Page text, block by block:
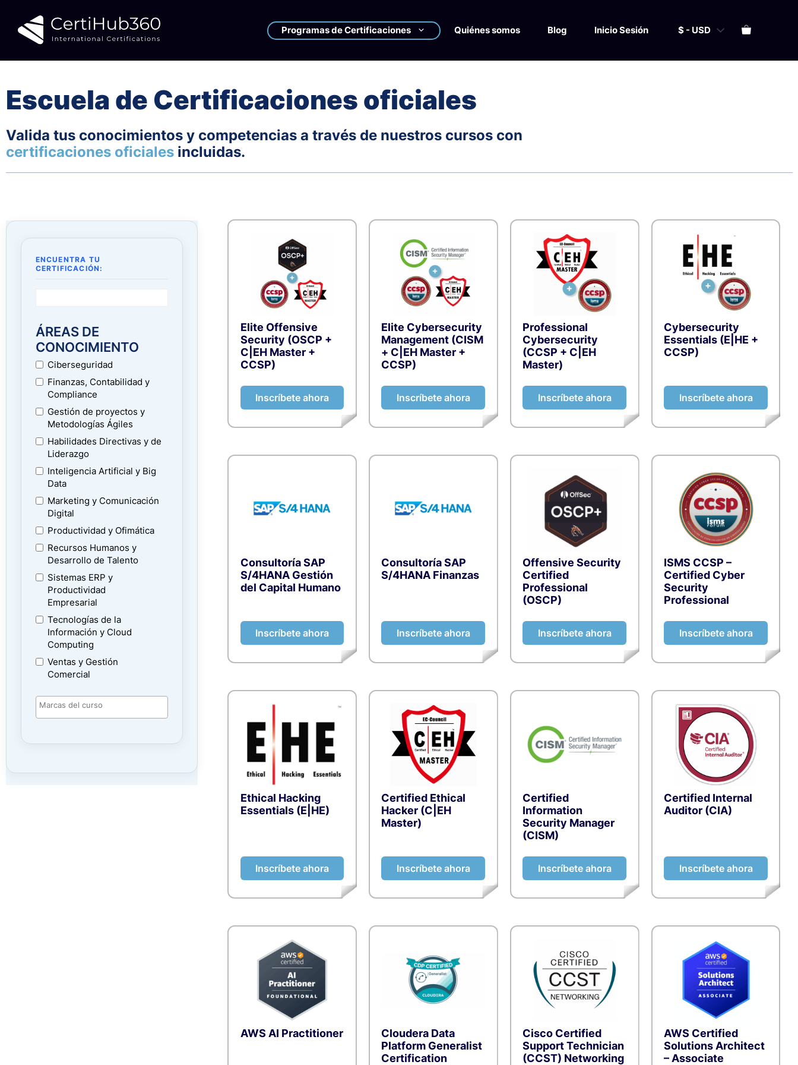
contenido
$ - USD
Programas de Certificaciones Quiénes somos Blog Inicio Sesión
Escuela de Certificaciones oficiales
Valida tus conocimientos y competencias a través de nuestros cursos con
certificaciones oficialesincluidas.
ÁREAS DE CONOCIMIENTO
Ciberseguridad
Compliance
Gestión de proyectos y Metodologías
Habilidades Directivas y de
Liderazgo
Marketing y Comunicación Digital
Recursos Humanos y Desarrollo de
Sistemas ERP y Productividad
Tecnologías de la Información y Cloud
Computing
Ventas y Gestión Comercial
Elite Offensive
Security (OSCP +
C|EH Master +
CCSP)
Inscríbete ahora
Elite Cybersecurity
Management (CISM
+ C|EH Master +
CCSP)
Inscríbete ahora
Professional
Cybersecurity
(CCSP + C|EH
Master)
Inscríbete ahora
Cybersecurity
Essentials (E|HE +
CCSP)
Inscríbete ahora
Consultoría SAP
S/4HANA Gestión
del Capital Humano
Inscríbete ahora
Consultoría SAP
S/4HANA Finanzas
Inscríbete ahora
Offensive Security
Certified
Professional
(OSCP)
Inscríbete ahora
ISMS CCSP –
Certified Cyber
Security
Professional
Inscríbete ahora
Ethical Hacking
Essentials (E|HE)
Inscríbete ahora
Certified Ethical
Hacker (C|EH
Master)
Inscríbete ahora
Certified
Information
Security Manager
(CISM)
Inscríbete ahora
Certified Internal
Auditor (CIA)
Inscríbete ahora
AWS AI Practitioner
Cloudera Data
Platform Generalist
Certification
Cisco Certified
Support Technician
(CCST) Networking
AWS Certified
Solutions Architect
– Associate
ENCUENTRA TU
CERTIFICACIÓN:
ÁREAS DE
CONOCIMIENTO
Ciberseguridad
Finanzas, Contabilidad y
Compliance
Gestión de proyectos y
Metodologías Ágiles
Habilidades Directivas y de
Liderazgo
Inteligencia Artificial y Big
Data
Marketing y Comunicación
Digital
Productividad y Ofimática
Recursos Humanos y
Desarrollo de Talento
Sistemas ERP y
Productividad
Empresarial
Tecnologías de la
Información y Cloud
Computing
Ventas y Gestión
Comercial